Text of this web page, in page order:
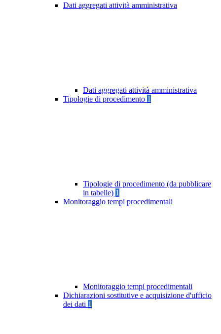
Dati aggregati attività amministrativa
Dati aggregati attività amministrativa
Tipologie di procedimento 1
Tipologie di procedimento (da pubblicare
in tabelle) 1
Monitoraggio tempi procedimentali
Monitoraggio tempi procedimentali
Dichiarazioni sostitutive e acquisizione d'ufficio
dei dati 1